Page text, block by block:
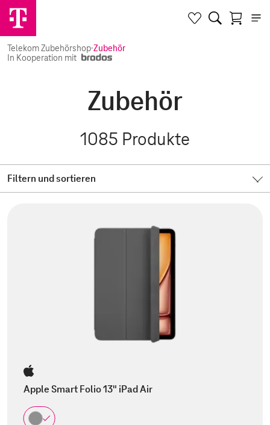
Telekom Zubehörshop·Zubehör
In Kooperation mit
Zubehör
1085 Produkte
Filtern und sortieren
Apple Smart Folio 13" iPad Air